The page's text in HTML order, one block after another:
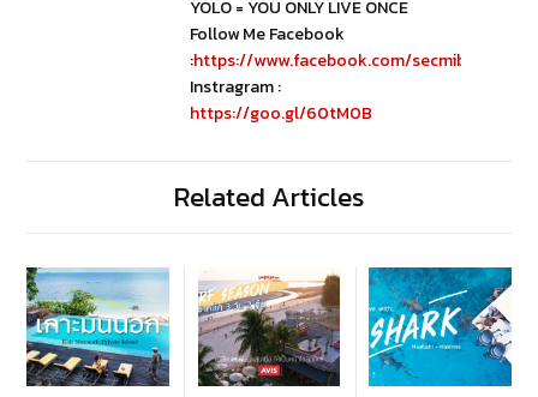
YOLO = YOU ONLY LIVE ONCE
Follow Me Facebook
:https://www.facebook.com/secmibubbib
Instragram :
https://goo.gl/60tM0B
Related Articles